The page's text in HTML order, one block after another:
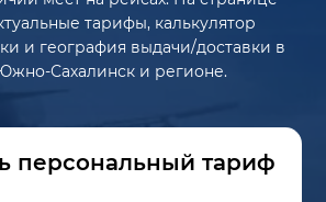
тарифы, калькулятор
и география выдачи/доставки в
Сахалинск и регионе.
персональный тариф